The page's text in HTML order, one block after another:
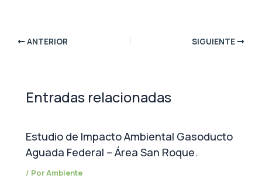
ANTERIOR SIGUIENTE
Entradas relacionadas
Estudio de Impacto Ambiental Gasoducto
Aguada Federal – Área San Roque.
/ PorAmbiente